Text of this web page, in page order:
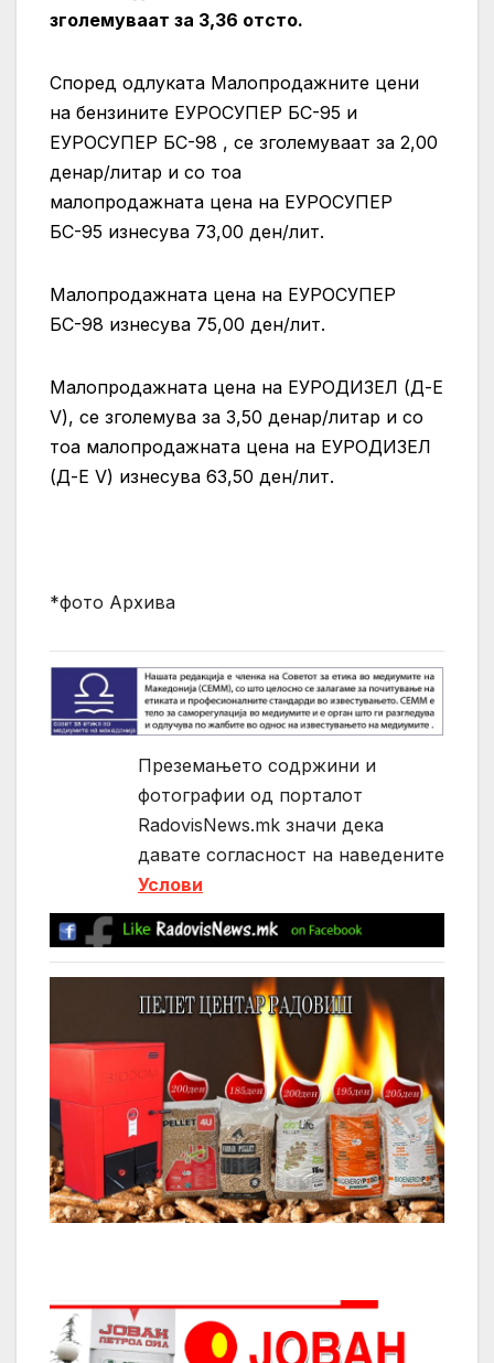
зголемуваат за 3,36 отсто.
Според одлуката Малопродажните цени
на бензините ЕУРОСУПЕР БС-95 и
ЕУРОСУПЕР БС-98 , се зголемуваат за 2,00
денар/литар и со тоа
малопродажната цена на ЕУРОСУПЕР
БС-95 изнесува 73,00 ден/лит.
Малопродажната цена на ЕУРОСУПЕР
БС-98 изнесува 75,00 ден/лит.
Малопродажната цена на ЕУРОДИЗЕЛ (Д-Е
V), се зголемува за 3,50 денар/литар и со
тоа малопродажната цена на ЕУРОДИЗЕЛ
(Д-Е V) изнесува 63,50 ден/лит.
*фото Архива
Преземањето содржини и
фотографии од порталот
RadovisNews.mk значи дека
давате согласност на нaведените
Услови